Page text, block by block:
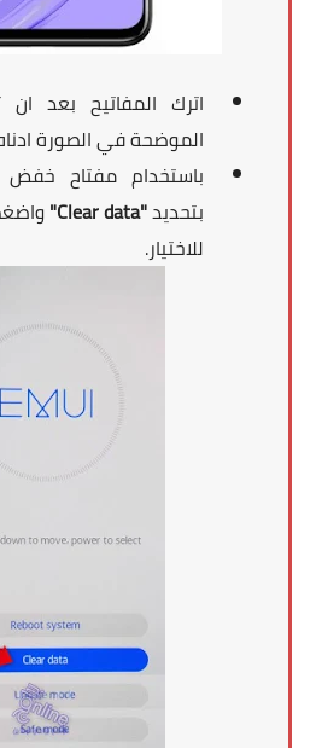
اترك المفاتيح بعد
الموضحة في الصورة
باستخدام مفتاح
بتحديد"Clear data"
للاختيار.